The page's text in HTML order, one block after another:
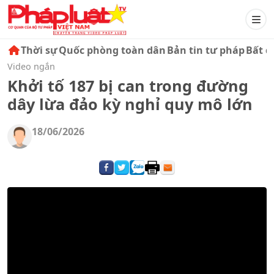
Thời sựQuốc phòng toàn dânBản tin tư phápBất
Video ngắn
Khởi tố 187 bị can trong đường
dây lừa đảo kỳ nghỉ quy mô lớn
18/06/2026